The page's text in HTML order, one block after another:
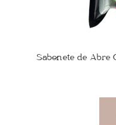
Sabonete de Abre